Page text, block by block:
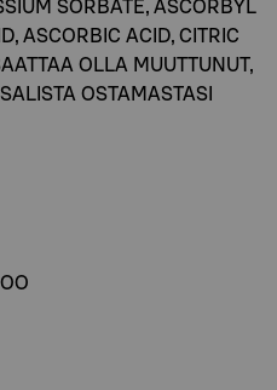
SORBATE, ASCORBYL
ASCORBIC ACID, CITRIC
OLLA MUUTTUNUT,
OSTAMASTASI